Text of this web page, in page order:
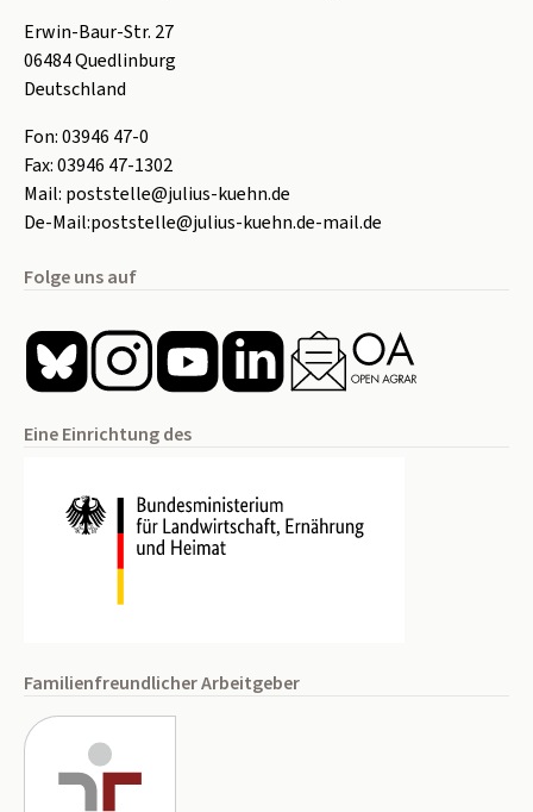
Erwin-Baur-Str. 27
06484Quedlinburg
Deutschland
Fon:03946 47-0
Fax:03946 47-1302
Mail: poststelle@julius-kuehn.de
De-Mail:poststelle@julius-kuehn.de-mail.de
Folge uns auf
Eine Einrichtung des
Familienfreundlicher Arbeitgeber